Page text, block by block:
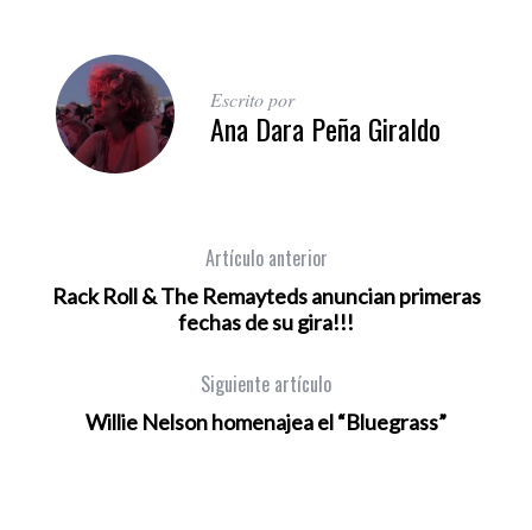
Escrito por
Ana Dara Peña Giraldo
Artículo anterior
Rack Roll & The Remayteds anuncian primeras
fechas de su gira!!!
Siguiente artículo
Willie Nelson homenajea el “Bluegrass”